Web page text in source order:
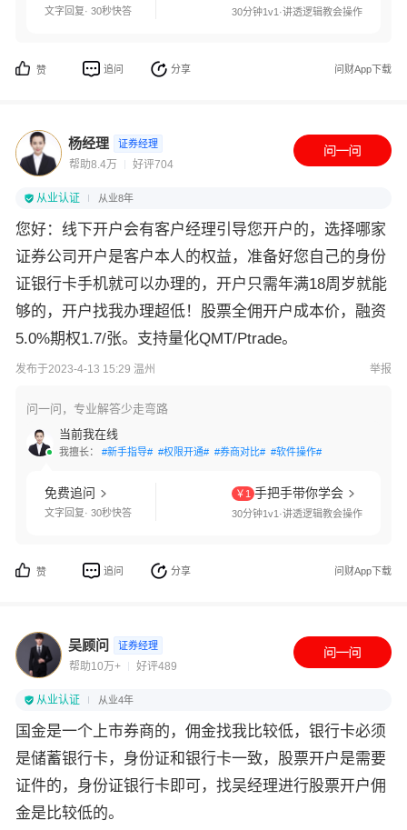
文字回复· 30秒快答 30分钟1v1·讲透逻辑教会操作
赞 追问 分享 问财App下载
杨经理 证券经理
帮助8.4万 好评704
从业认证 从业8年
您好：线下开户会有客户经理引导您开户的，选择哪家
证券公司开户是客户本人的权益，准备好您自己的身份
证银行卡手机就可以办理的，开户只需年满18周岁就能
够的，开户找我办理超低！股票全佣开户成本价，融资
5.0%期权1.7/张。支持量化QMT/Ptrade。
发布于2023-4-13 15:29 温州 举报
问一问，专业解答少走弯路
当前我在线
我擅长： #新手指导# #权限开通# #券商对比# #软件操作#
免费追问
文字回复· 30秒快答
￥1 手把手带你学会
30分钟1v1·讲透逻辑教会操作
赞 追问 分享 问财App下载
吴顾问 证券经理
帮助10万+ 好评489
从业认证 从业4年
国金是一个上市券商的，佣金找我比较低，银行卡必须
是储蓄银行卡，身份证和银行卡一致，股票开户是需要
证件的，身份证银行卡即可，找吴经理进行股票开户佣
金是比较低的。